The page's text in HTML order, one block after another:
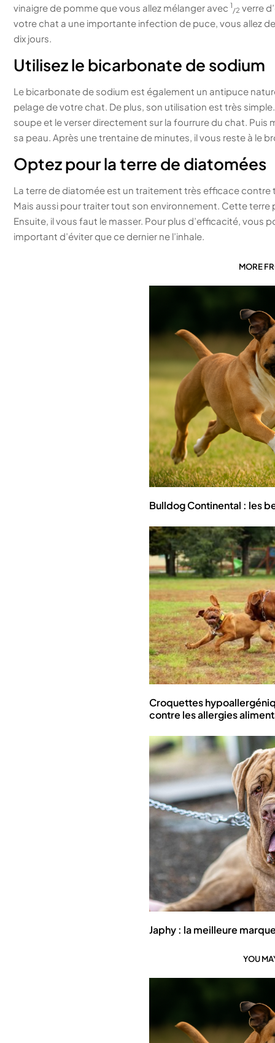
vinaigre de pomme que vous allez mélanger avec 1
/2 verre
votre chat a une importante infection de puce, vous allez
dix jours.
Utilisez le bicarbonate de sodium
Le bicarbonate de sodium est également un antipuce
pelage de votre chat. De plus, son utilisation est très
soupe et le verser directement sur la fourrure du chat.
sa peau. Après une trentaine de minutes, il vous reste à le
Optez pour la terre de diatomées
La terre de diatomée est un traitement très efficace
Mais aussi pour traiter tout son environnement. Cette
Ensuite, il vous faut le masser. Pour plus d’efficacité,
important d’éviter que ce dernier ne l’inhale.
MORE
Bulldog Continental : les
Croquettes
contre les allergies
Japhy : la meilleure
YOU